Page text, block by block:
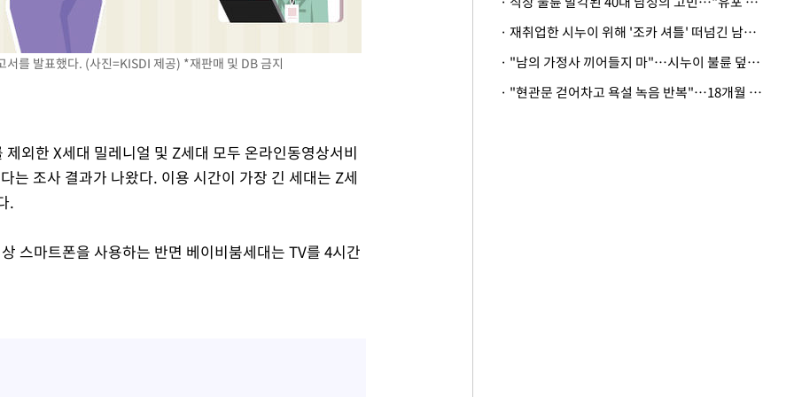
를 발표했다. (사진=KISDI 제공) *재판매 및 DB 금지
외한 X세대 밀레니얼 및 Z세대 모두 온라인동영상서비
는 조사 결과가 나왔다. 이용 시간이 가장 긴 세대는 Z세
.
스마트폰을 사용하는 반면 베이비붐세대는 TV를 4시간
· 재취업한 시누이 위해 '조카 셔틀' 떠넘긴 남편…아내 "난 못한다"
· "남의 가정사 끼어들지 마"…시누이 불륜 덮으려는 남편에 억울한 아내
· "현관문 걷어차고 욕설 녹음 반복"…18개월 아기 키우는 집 뒤흔든 '앞집의 비극'